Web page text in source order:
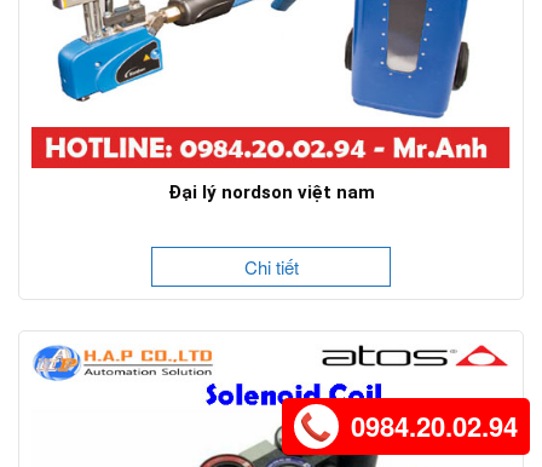
Đại lý nordson việt nam
Chi tiết
0984.20.02.94